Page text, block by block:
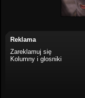
Reklama
Zareklamuj się
Kolumny i glosniki